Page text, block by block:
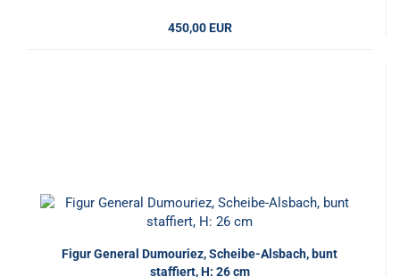
450,00 EUR
Figur General Dumouriez, Scheibe-Alsbach, bunt
staffiert, H: 26 cm